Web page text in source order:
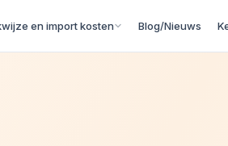
en import kosten Blog/Nieuws